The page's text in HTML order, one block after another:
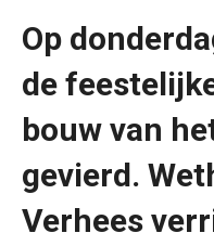
Op
de
bouw van
gevierd.
Verhees